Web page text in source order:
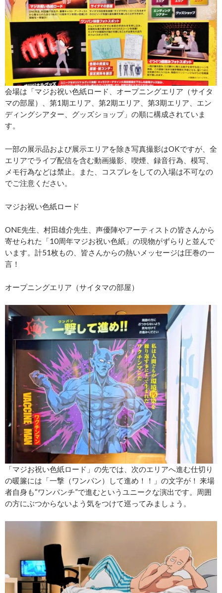
会場は「マジお祝い色紙ロード、オープニングエリア（サイタ
マの部屋）、第1期エリア、第2期エリア、第3期エリア、エン
ディングシアター、グッズショップ」の順に構成されていま
す。
一部の展示品および展示エリアを除き写真撮影はOKですが、全
エリアでライブ配信を含む動画撮影、喫煙、録音行為、模写、
メモ行為などは禁止。また、コスプレをしての入場は不可なの
でご注意ください。
マジお祝い色紙ロード
ONE先生、村田雄介先生、声優陣やアーティストの皆さんから
寄せられた「10周年マジお祝い色紙」の現物がずらりと並んで
います。計51枚もの、皆さんからの熱いメッセージは圧巻の一
言！
オープニングエリア（サイタマの部屋）
「マジお祝い色紙ロード」の先では、次のエリアへ進む仕切り
の暖簾には「一撃（ワンパン）して進め！！」の文字が！ 来場
者自身も“ワンパンチ”で進むというユニークな演出です。周囲
の方にぶつからないよう気をつけて巡ってみましょう。